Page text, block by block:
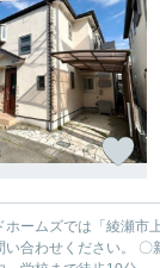
ームズでは「綾瀬市
向き、4LDK・平成15年10月築・駐車1台可 ◇学区：綾南小学校・綾南中学校 綾南小学校